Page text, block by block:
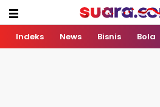
Indeks News Bisnis Bola